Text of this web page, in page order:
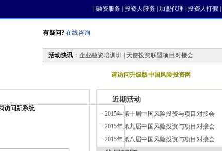
融资服务 投资人服务 加盟代理 投资人打假
有疑问? 在线咨询
活动快讯 ： 企业融资培训班 | 天使投资联盟项目对接会
请访问升级版中国风险投资网
近期活动
· 2015年第十届中国风险投资与项目对接会
· 2015年第九届中国风险投资与项目对接会
· 2015年第八届中国风险投资与项目对接会